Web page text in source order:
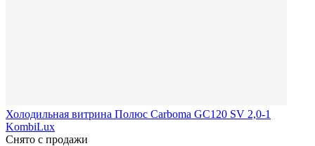
Холодильная витрина Полюс Carboma GC120 SV 2,0-1
KombiLux
Снято с продажи